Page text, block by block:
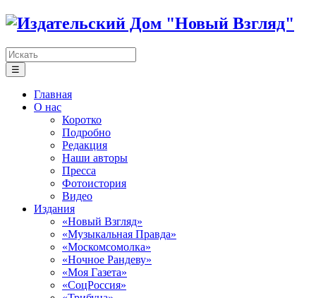
☰
Главная
О нас
Коротко
Подробно
Редакция
Наши авторы
Пресса
Фотоистория
Видео
Издания
«Новый Взгляд»
«Музыкальная Правда»
«Москомсомолка»
«Ночное Рандеву»
«Моя Газета»
«СоцРоссия»